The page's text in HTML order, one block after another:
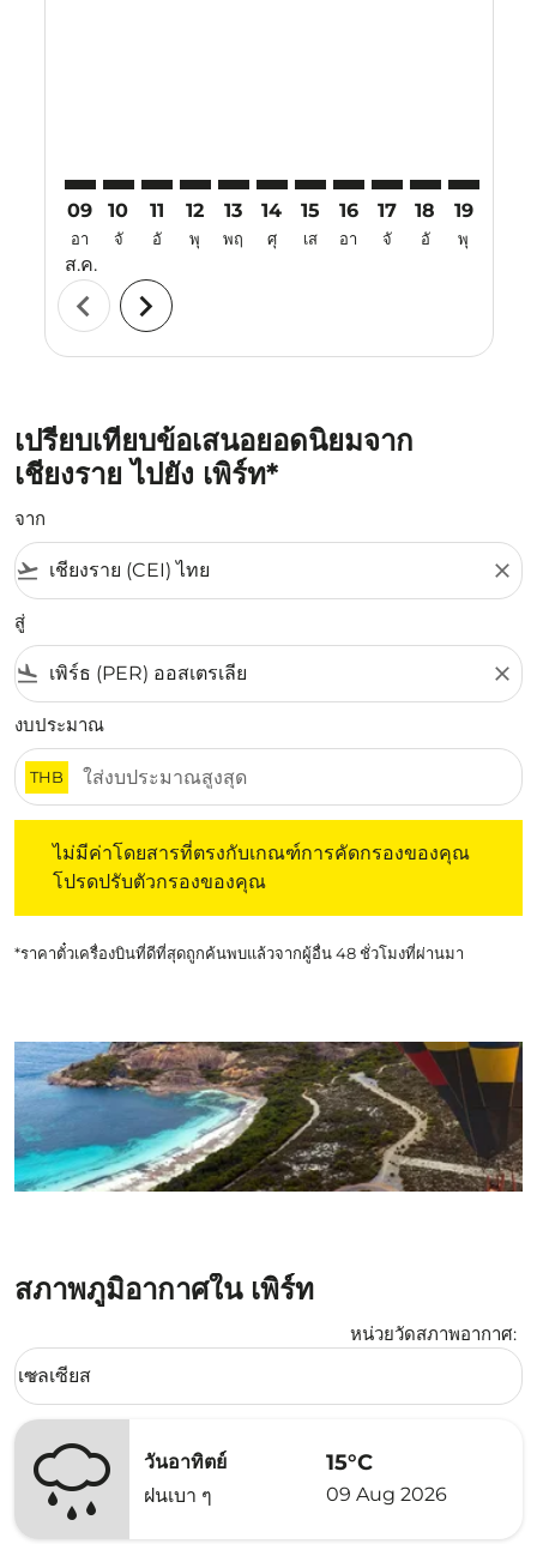
09
อา
ส.ค.
10
จั
11
อั
12
พุ
13
พฤ
14
ศุ
15
เส
16
อา
17
จั
18
อั
19
พุ
chevron_left chevron_right
เปรียบเทียบข้อเสนอยอดนิยมจาก
เชียงราย ไปยัง เพิร์ท*
จาก
flight_takeoff close
สู่
flight_land close
งบประมาณ
THB
ไม่มีค่าโดยสารที่ตรงกับเกณฑ์การคัดกรองของคุณ
โปรดปรับตัวกรองของคุณ
*ราคาตั๋วเครื่องบินที่ดีที่สุดถูกค้นพบแล้วจากผู้อื่น 48 ชั่วโมงที่ผ่านมา
สภาพภูมิอากาศใน เพิร์ท
หน่วยวัดสภาพอากาศ:
Weather unit option เซลเซียส Selected
เซลเซียส
keyboard_arrow_down
วันอาทิตย์
ฝนเบา ๆ
15°C
09 Aug 2026